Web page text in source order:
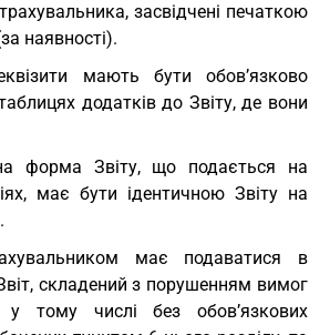
засвідчені печаткою
наявності).
мають бути обов’язково
додатків до Звіту, де вони
форма Звіту, що подається на
має бути ідентичною Звіту на
має подаватися в
складений з порушенням вимог
у тому числі без обов’язкових